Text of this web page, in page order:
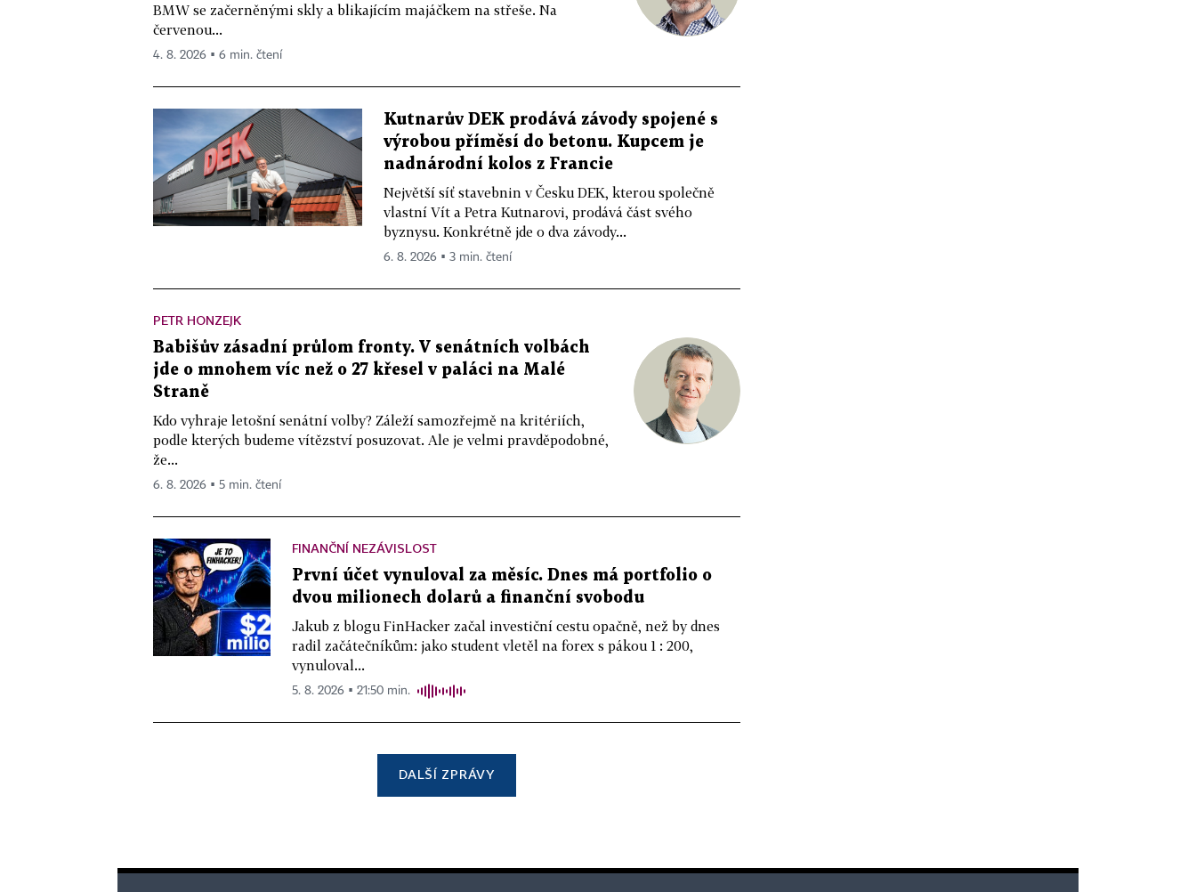
BMW se začerněnými skly a blikajícím majáčkem na střeše. Na
červenou...
4. 8. 2026 ▪ 6 min. čtení
Kutnarův DEK prodává závody spojené s
výrobou příměsí do betonu. Kupcem je
nadnárodní kolos z Francie
Největší síť stavebnin v Česku DEK, kterou společně
vlastní Vít a Petra Kutnarovi, prodává část svého
byznysu. Konkrétně jde o dva závody...
6. 8. 2026 ▪ 3 min. čtení
PETR HONZEJK
Babišův zásadní průlom fronty. V senátních volbách
jde o mnohem víc než o 27 křesel v paláci na Malé
Straně
Kdo vyhraje letošní senátní volby? Záleží samozřejmě na kritériích,
podle kterých budeme vítězství posuzovat. Ale je velmi pravděpodobné,
že...
6. 8. 2026 ▪ 5 min. čtení
FINANČNÍ NEZÁVISLOST
První účet vynuloval za měsíc. Dnes má portfolio o
dvou milionech dolarů a finanční svobodu
Jakub z blogu FinHacker začal investiční cestu opačně, než by dnes
radil začátečníkům: jako student vletěl na forex s pákou 1 : 200,
vynuloval...
5. 8. 2026 ▪ 21:50 min.
DALŠÍ ZPRÁVY